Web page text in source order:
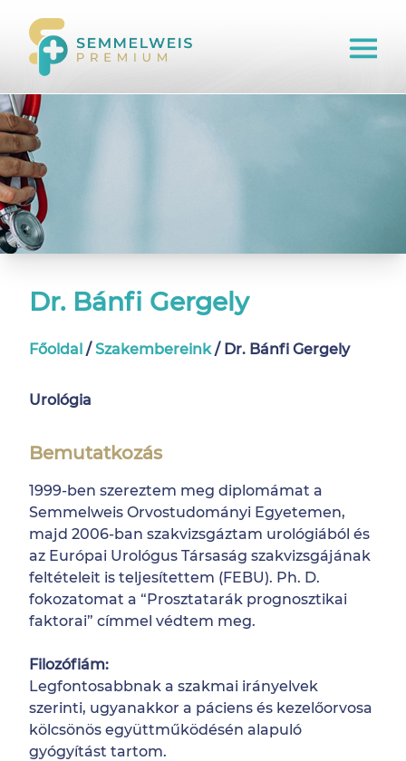
Dr. Bánfi Gergely
Főoldal / Szakembereink /Dr. Bánfi Gergely
Urológia
Bemutatkozás
1999-ben szereztem meg diplomámat a
Semmelweis Orvostudományi Egyetemen,
majd 2006-ban szakvizsgáztam urológiából és
az Európai Urológus Társaság szakvizsgájának
feltételeit is teljesítettem (FEBU). Ph. D.
fokozatomat a “Prosztatarák prognosztikai
faktorai” címmel védtem meg.
Filozófiám:
Legfontosabbnak a szakmai irányelvek
szerinti, ugyanakkor a páciens és kezelőorvosa
kölcsönös együttműködésén alapuló
gyógyítást tartom.